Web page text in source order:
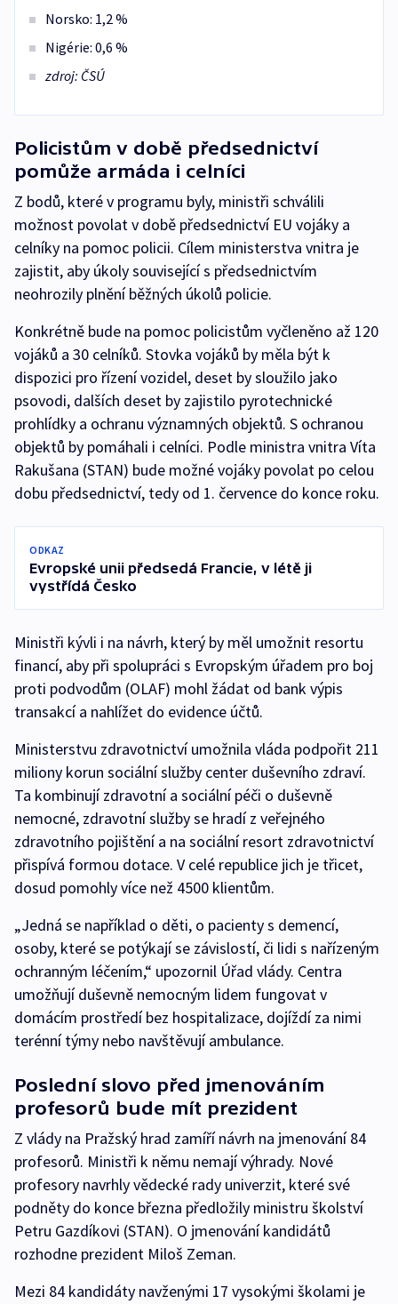
Norsko: 1,2 %
Nigérie: 0,6 %
zdroj: ČSÚ
Policistům v době předsednictví
pomůže armáda i celníci
Z bodů, které v programu byly, ministři schválili
možnost povolat v době předsednictví EU vojáky a
celníky na pomoc policii. Cílem ministerstva vnitra je
zajistit, aby úkoly související s předsednictvím
neohrozily plnění běžných úkolů policie.
Konkrétně bude na pomoc policistům vyčleněno až 120
vojáků a 30 celníků. Stovka vojáků by měla být k
dispozici pro řízení vozidel, deset by sloužilo jako
psovodi, dalších deset by zajistilo pyrotechnické
prohlídky a ochranu významných objektů. S ochranou
objektů by pomáhali i celníci. Podle ministra vnitra Víta
Rakušana (STAN) bude možné vojáky povolat po celou
dobu předsednictví, tedy od 1. července do konce roku.
ODKAZ
Evropské unii předsedá Francie, v létě ji
vystřídá Česko
Ministři kývli i na návrh, který by měl umožnit resortu
financí, aby při spolupráci s Evropským úřadem pro boj
proti podvodům (OLAF) mohl žádat od bank výpis
transakcí a nahlížet do evidence účtů.
Ministerstvu zdravotnictví umožnila vláda podpořit 211
miliony korun sociální služby center duševního zdraví.
Ta kombinují zdravotní a sociální péči o duševně
nemocné, zdravotní služby se hradí z veřejného
zdravotního pojištění a na sociální resort zdravotnictví
přispívá formou dotace. V celé republice jich je třicet,
dosud pomohly více než 4500 klientům.
„Jedná se například o děti, o pacienty s demencí,
osoby, které se potýkají se závislostí, či lidi s nařízeným
ochranným léčením,“ upozornil Úřad vlády. Centra
umožňují duševně nemocným lidem fungovat v
domácím prostředí bez hospitalizace, dojíždí za nimi
terénní týmy nebo navštěvují ambulance.
Poslední slovo před jmenováním
profesorů bude mít prezident
Z vlády na Pražský hrad zamíří návrh na jmenování 84
profesorů. Ministři k němu nemají výhrady. Nové
profesory navrhly vědecké rady univerzit, které své
podněty do konce března předložily ministru školství
Petru Gazdíkovi (STAN). O jmenování kandidátů
rozhodne prezident Miloš Zeman.
Mezi 84 kandidáty navženými 17 vysokými školami je